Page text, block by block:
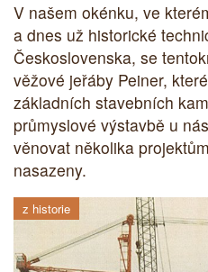
V našem okénku, ve
a dnes už historické
Československa, se
věžové jeřáby Peiner,
základních stavebních
průmyslové výstavbě u
věnovat několika
nasazeny.
z historie